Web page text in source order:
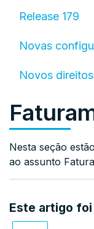
Release 179
Novas
Novos
Nesta seção
ao assunto
Este artigo